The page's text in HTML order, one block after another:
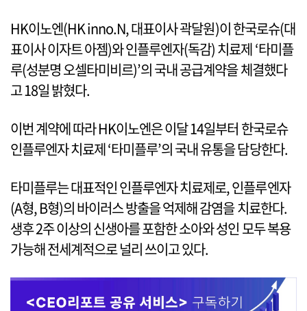
HK이노엔(HK inno.N, 대표이사 곽달원)이 한국로슈(대
표이사 이자트 아젬)와 인플루엔자(독감) 치료제 ‘타미플
루(성분명 오셀타미비르)’의 국내 공급계약을 체결했다
고 18일 밝혔다.
이번 계약에 따라 HK이노엔은 이달 14일부터 한국로슈
인플루엔자 치료제 ‘타미플루’의 국내 유통을 담당한다.
타미플루는 대표적인 인플루엔자 치료제로, 인플루엔자
(A형, B형)의 바이러스 방출을 억제해 감염을 치료한다.
생후 2주 이상의 신생아를 포함한 소아와 성인 모두 복용
가능해 전세계적으로 널리 쓰이고 있다.